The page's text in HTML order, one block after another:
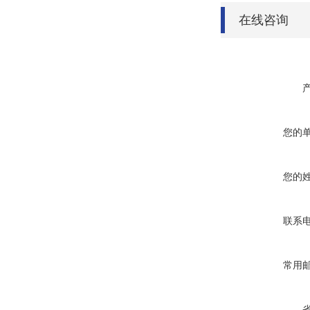
在线咨询
您的
您的
联系
常用